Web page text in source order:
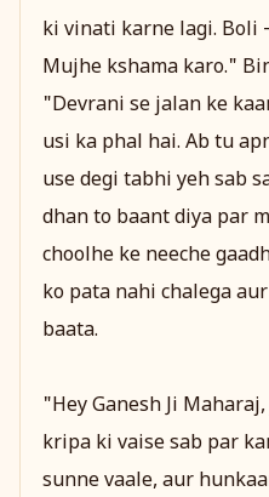
ki vinati karne lagi. Boli
Mujhe kshama karo."
"Devrani se jalan ke
usi ka phal hai. Ab tu
use degi tabhi yeh sab
dhan to baant diya par
choolhe ke neeche
ko pata nahi chalega
baata.
"Hey Ganesh Ji
kripa ki vaise sab par
sunne vaale, aur